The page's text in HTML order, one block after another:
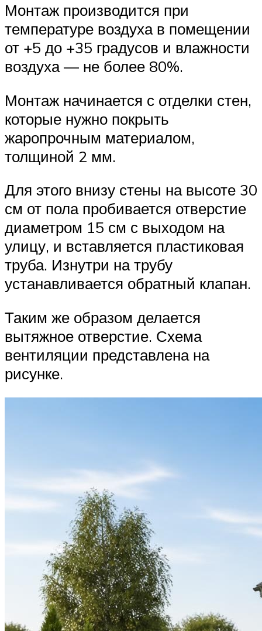
Монтаж производится при
температуре воздуха в помещении
от +5 до +35 градусов и влажности
воздуха — не более 80%.
Монтаж начинается с отделки стен,
которые нужно покрыть
жаропрочным материалом,
толщиной 2 мм.
Для этого внизу стены на высоте 30
см от пола пробивается отверстие
диаметром 15 см с выходом на
улицу, и вставляется пластиковая
труба. Изнутри на трубу
устанавливается обратный клапан.
Таким же образом делается
вытяжное отверстие. Схема
вентиляции представлена на
рисунке.